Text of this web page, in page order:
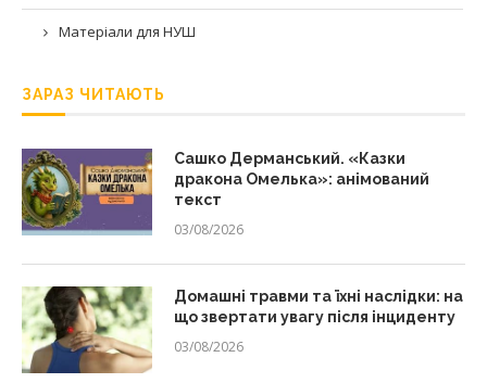
Матеріали для НУШ
ЗАРАЗ ЧИТАЮТЬ
Сашко Дерманський. «Казки
дракона Омелька»: анімований
текст
03/08/2026
Домашні травми та їхні наслідки: на
що звертати увагу після інциденту
03/08/2026